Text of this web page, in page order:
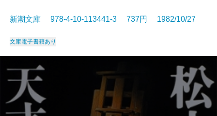
新潮文庫 978-4-10-113441-3 737円 1982/10/27
文庫電子書籍あり